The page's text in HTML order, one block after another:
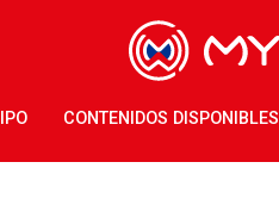
CONTENIDOS DISPONIBLES